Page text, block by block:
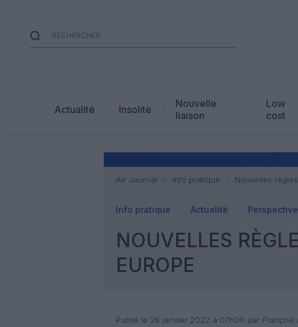
Actualité Insolite
Nouvelle
liaison
Low
cost
Air Journal Info pratique Nouvelles
Info pratique Actualité Perspective
NOUVELLES
EUROPE
Publié le 26 janvier 2022 à 07h00 par François